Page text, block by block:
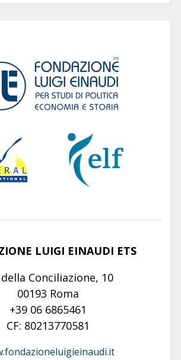
LUIGI EINAUDI ETS
Conciliazione, 10
00193 Roma
+39 06 6865461
CF: 80213770581